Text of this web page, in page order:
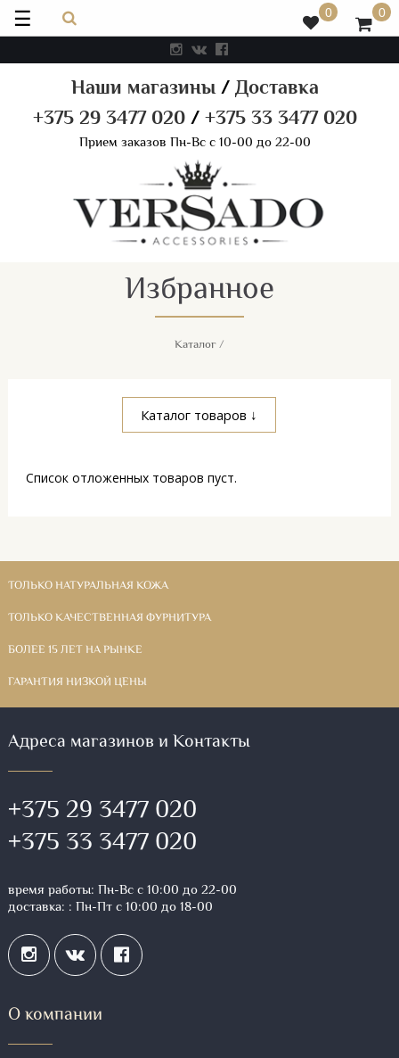
Наши магазины/Доставка
+375 29 3477 020/+375 33 3477 020
Прием заказов Пн-Вс с 10-00 до 22-00
0 0
☰
Избранное
Каталог/
Каталог товаров ↓
Список отложенных товаров пуст.
ТОЛЬКО НАТУРАЛЬНАЯ КОЖА
ТОЛЬКО КАЧЕСТВЕННАЯ ФУРНИТУРА
БОЛЕЕ 15 ЛЕТ НА РЫНКЕ
ГАРАНТИЯ НИЗКОЙ ЦЕНЫ
Адреса магазинов и Контакты
+375 29 3477 020
+375 33 3477 020
время работы: Пн-Вс с 10:00 до 22-00
доставка: : Пн-Пт с 10:00 до 18-00
О компании